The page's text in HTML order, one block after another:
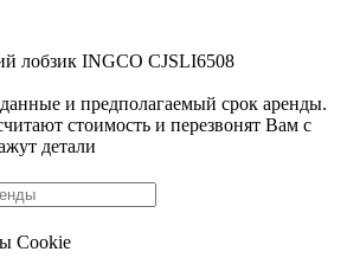
лобзик INGCO CJSLI6508
и предполагаемый срок аренды.
стоимость и перезвонят Вам с
детали
Cookie